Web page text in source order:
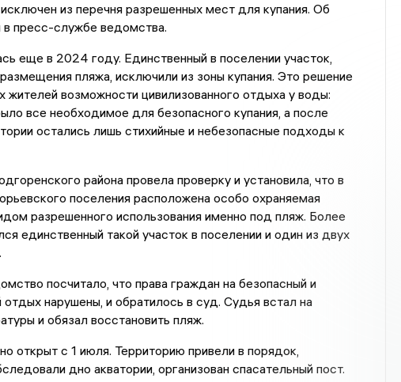
из перечня разрешенных мест для купания. Об
пресс-службе ведомства.
еще в 2024 году. Единственный в поселении участок,
пляжа, исключили из зоны купания. Это решение
жителей возможности цивилизованного отдыха у воды:
все необходимое для безопасного купания, а после
остались лишь стихийные и небезопасные подходы к
района провела проверку и установила, что в
поселения расположена особо охраняемая
разрешенного использования именно под пляж. Более
единственный такой участок в поселении и один из двух
посчитало, что права граждан на безопасный и
отдых нарушены, и обратилось в суд. Судья встал на
и обязал восстановить пляж.
открыт с 1 июля. Территорию привели в порядок,
дно акватории, организован спасательный пост.